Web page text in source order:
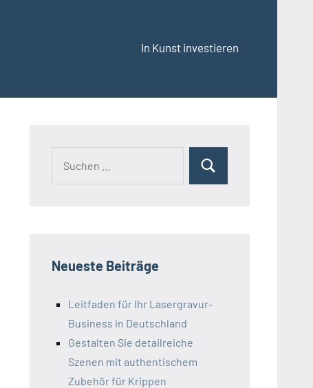
In Kunst investieren
Suchen
Neueste Beiträge
Leitfaden für Ihr Lasergravur-
Business in Deutschland
Gestalten Sie detailreiche
Szenen mit authentischem
Zubehör für Krippen